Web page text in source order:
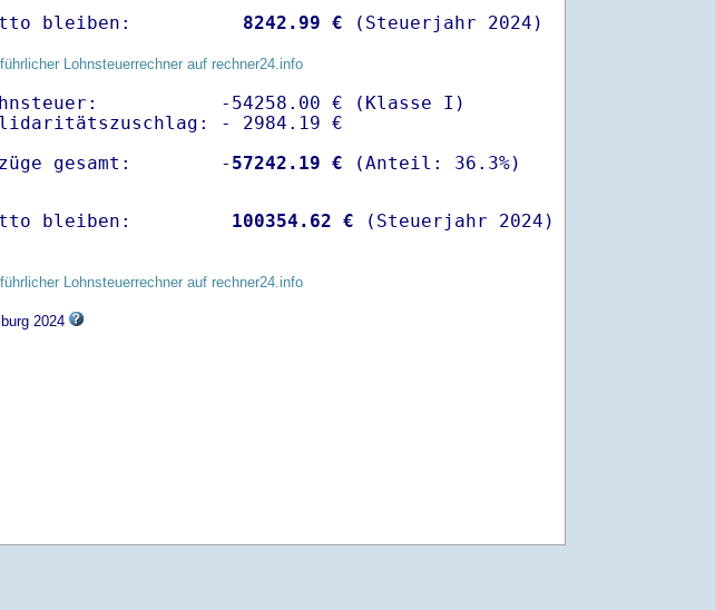
bleiben: 8242.99 € (Steuerjahr 2024)
Lohnsteuerrechner auf rechner24.info
-54258.00 € (Klasse I)
- 2984.19 €
gesamt:        - 57242.19 €
bleiben: 100354.62 € (Steuerjahr 2024)
Lohnsteuerrechner auf rechner24.info
2024